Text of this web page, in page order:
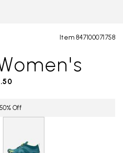
Item 847100071758
50% Off